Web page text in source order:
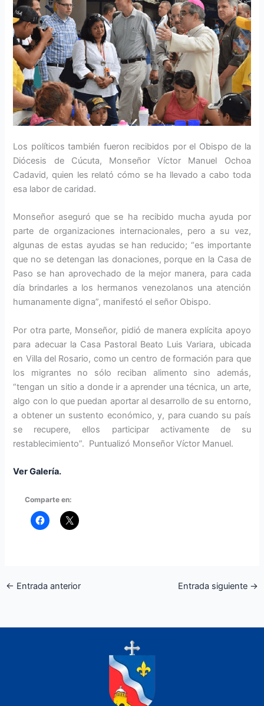
Los políticos también fueron recibidos por el Obispo de la
Diócesis de Cúcuta, Monseñor Víctor Manuel Ochoa
Cadavid, quien les relató cómo se ha llevado a cabo toda
esa labor de caridad.
Monseñor aseguró que se ha recibido mucha ayuda por
parte de organizaciones internacionales, pero a su vez,
algunas de estas ayudas se han reducido; “es importante
que no se detengan las donaciones, porque en la Casa de
Paso se han aprovechado de la mejor manera, para cada
día brindarles a los hermanos venezolanos una atención
humanamente digna”, manifestó el señor Obispo.
Por otra parte, Monseñor, pidió de manera explícita apoyo
para adecuar la Casa Pastoral Beato Luis Variara, ubicada
en Villa del Rosario, como un centro de formación para que
los migrantes no sólo reciban alimento sino además,
“tengan un sitio a donde ir a aprender una técnica, un arte,
algo con lo que puedan aportar al desarrollo de su entorno,
a obtener un sustento económico, y, para cuando su país
se recupere, ellos participar activamente de su
restablecimiento”. Puntualizó Monseñor Víctor Manuel.
Ver Galería.
Comparte en:
← Entrada anterior Entrada siguiente →